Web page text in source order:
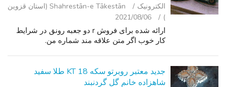
الکترونیک
Shahrestān-e Tākestān (استان قزوین
)
2021/08/06
ارائه شده برای فروش r دو جعبه رونق در شرایط
کار خوب اگر متن علاقه مند شماره من.
جدید معتبر روبرتو سکه 18 KT طلا سفید
شاهزاده خانم گل گردنبند